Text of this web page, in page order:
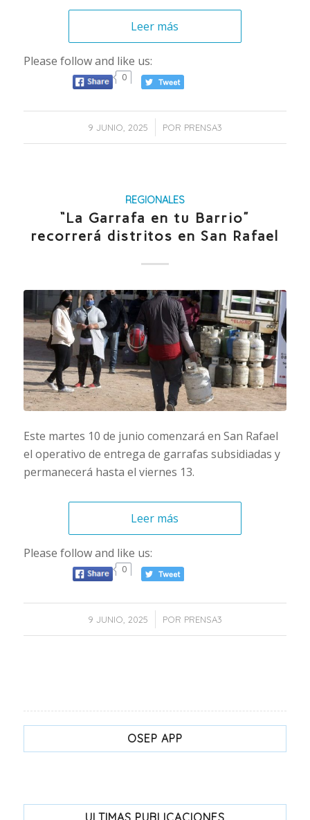
Leer más
Please follow and like us:
0
9 JUNIO, 2025
/ POR PRENSA3
REGIONALES
“La Garrafa en tu Barrio”
recorrerá distritos en San Rafael
Este martes 10 de junio comenzará en San Rafael
el operativo de entrega de garrafas subsidiadas y
permanecerá hasta el viernes 13.
Leer más
Please follow and like us:
0
9 JUNIO, 2025
/ POR PRENSA3
OSEP APP